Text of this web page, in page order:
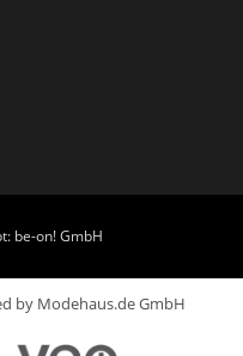
be-on! GmbH
by Modehaus.de GmbH